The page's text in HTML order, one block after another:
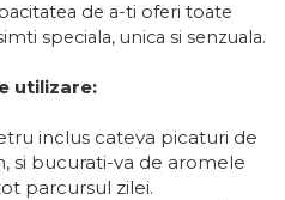
de a-ti oferi toate
speciala, unica si senzuala.
utilizare:
inclus cateva picaturi de
si bucurati-va de aromele
parcursul zilei.